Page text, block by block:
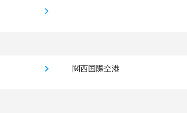
関西国際空港